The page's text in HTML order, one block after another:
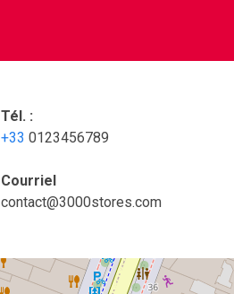
Tél. :
+33 0123456789
Courriel
contact@3000stores.com